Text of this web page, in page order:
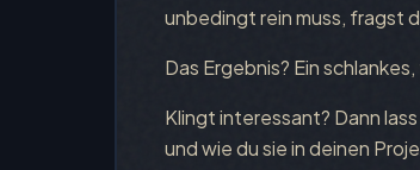
unbedingt rein muss, fragst
Das Ergebnis? Ein
Klingt interessant? Dann
und wie du sie in deinen